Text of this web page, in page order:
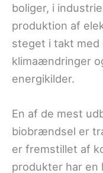
boliger, i
produktion af
steget i takt med
klimaændringer
energikilder.
En af de mest
biobrændsel er
er fremstillet af
produkter har